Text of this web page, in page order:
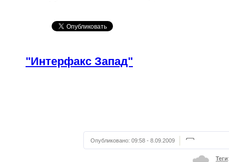
"Интерфакс Запад"
Опубликовано: 09:58 - 8.09.2009
Теги